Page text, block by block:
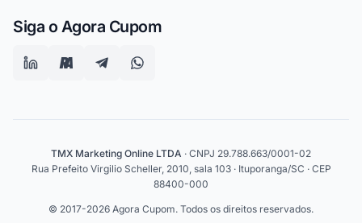
Siga o Agora Cupom
TMX Marketing Online LTDA · CNPJ 29.788.663/0001-02
Rua Prefeito Virgilio Scheller, 2010, sala 103 · Ituporanga/SC · CEP
88400-000
© 2017-2026 Agora Cupom. Todos os direitos reservados.